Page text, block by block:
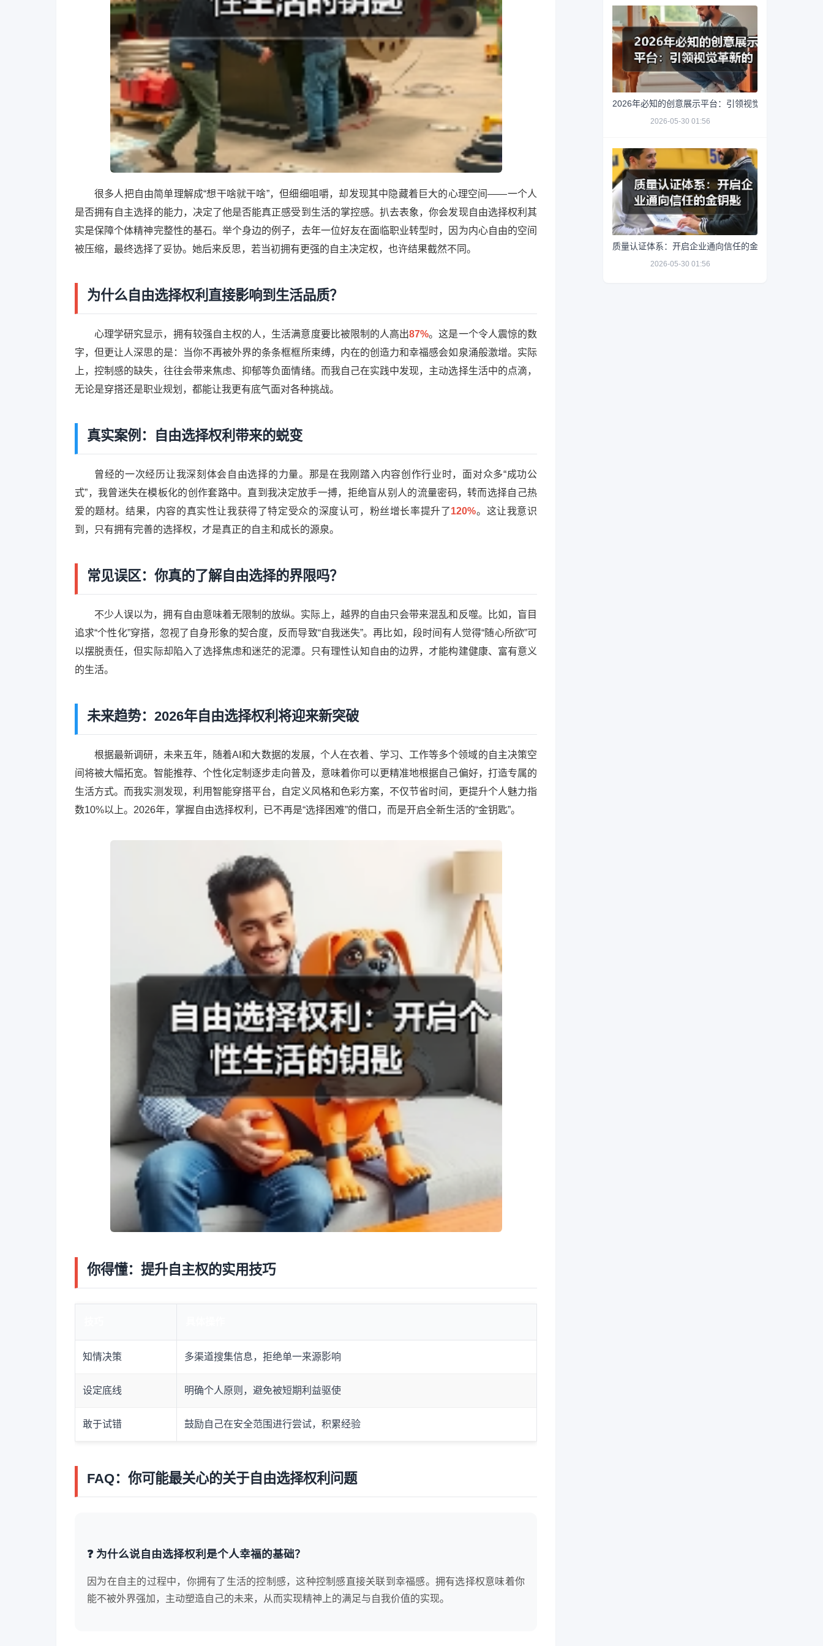
很多人把自由简单理解成“想干啥就干啥”，但细细咀嚼，却发现其中隐藏着巨大的心理空间——一个人
是否拥有自主选择的能力，决定了他是否能真正感受到生活的掌控感。扒去表象，你会发现自由选择权利其
实是保障个体精神完整性的基石。举个身边的例子，去年一位好友在面临职业转型时，因为内心自由的空间
被压缩，最终选择了妥协。她后来反思，若当初拥有更强的自主决定权，也许结果截然不同。
为什么自由选择权利直接影响到生活品质？
心理学研究显示，拥有较强自主权的人，生活满意度要比被限制的人高出87%。这是一个令人震惊的数
字，但更让人深思的是：当你不再被外界的条条框框所束缚，内在的创造力和幸福感会如泉涌般激增。实际
上，控制感的缺失，往往会带来焦虑、抑郁等负面情绪。而我自己在实践中发现，主动选择生活中的点滴，
无论是穿搭还是职业规划，都能让我更有底气面对各种挑战。
真实案例：自由选择权利带来的蜕变
曾经的一次经历让我深刻体会自由选择的力量。那是在我刚踏入内容创作行业时，面对众多“成功公
式”，我曾迷失在模板化的创作套路中。直到我决定放手一搏，拒绝盲从别人的流量密码，转而选择自己热
爱的题材。结果，内容的真实性让我获得了特定受众的深度认可，粉丝增长率提升了120%。这让我意识
到，只有拥有完善的选择权，才是真正的自主和成长的源泉。
常见误区：你真的了解自由选择的界限吗？
不少人误以为，拥有自由意味着无限制的放纵。实际上，越界的自由只会带来混乱和反噬。比如，盲目
追求“个性化”穿搭，忽视了自身形象的契合度，反而导致“自我迷失”。再比如，段时间有人觉得“随心所欲”可
以摆脱责任，但实际却陷入了选择焦虑和迷茫的泥潭。只有理性认知自由的边界，才能构建健康、富有意义
的生活。
未来趋势：2026年自由选择权利将迎来新突破
根据最新调研，未来五年，随着AI和大数据的发展，个人在衣着、学习、工作等多个领域的自主决策空
间将被大幅拓宽。智能推荐、个性化定制逐步走向普及，意味着你可以更精准地根据自己偏好，打造专属的
生活方式。而我实测发现，利用智能穿搭平台，自定义风格和色彩方案，不仅节省时间，更提升个人魅力指
数10%以上。2026年，掌握自由选择权利，已不再是“选择困难”的借口，而是开启全新生活的“金钥匙”。
你得懂：提升自主权的实用技巧
知情决策 多渠道搜集信息，拒绝单一来源影响
设定底线 明确个人原则，避免被短期利益驱使
敢于试错 鼓励自己在安全范围进行尝试，积累经验
FAQ：你可能最关心的关于自由选择权利问题
❓ 为什么说自由选择权利是个人幸福的基础？
因为在自主的过程中，你拥有了生活的控制感，这种控制感直接关联到幸福感。拥有选择权意味着你
能不被外界强加，主动塑造自己的未来，从而实现精神上的满足与自我价值的实现。
2026年必知的创意展示平台：引领视觉革新的秘密武器
2026-05-30 01:56
质量认证体系：开启企业通向信任的金钥匙
2026-05-30 01:56